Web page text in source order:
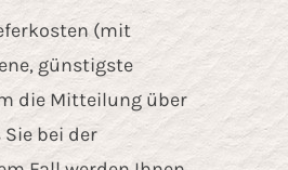
(mit
günstigste
die Mitteilung über
bei der